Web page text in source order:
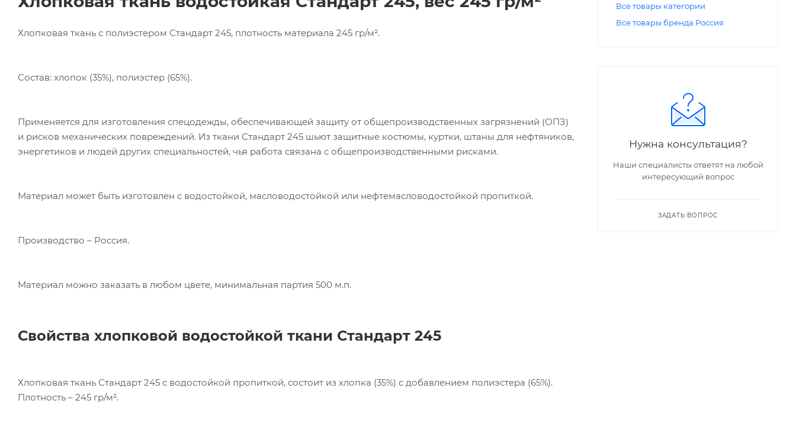
Хлопковая ткань с полиэстером Стандарт 245, плотность материала 245 гр/м².
Состав: хлопок (35%), полиэстер (65%).
Применяется для изготовления спецодежды, обеспечивающей защиту от общепроизводственных загрязнений (ОПЗ)
и рисков механических повреждений. Из ткани Стандарт 245 шьют защитные костюмы, куртки, штаны для нефтяников,
энергетиков и людей других специальностей, чья работа связана с общепроизводственными рисками.
Материал может быть изготовлен с водостойкой, масловодостойкой или нефтемасловодостойкой пропиткой.
Производство – Россия.
Материал можно заказать в любом цвете, минимальная партия 500 м.п.
Свойства хлопковой водостойкой ткани Стандарт 245
Хлопковая ткань Стандарт 245 с водостойкой пропиткой, состоит из хлопка (35%) с добавлением полиэстера (65%).
Плотность – 245 гр/м².
Все товары категории
Все товары бренда Россия
Нужна консультация?
Наши специалисты ответят на любой
интересующий вопрос
ЗАДАТЬ ВОПРОС
Компания «Торговый Дом Технический Текстиль»